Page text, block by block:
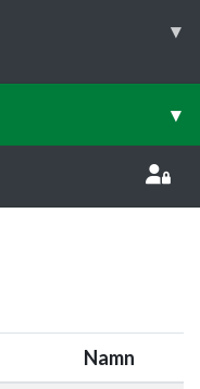
▾
▾
Namn